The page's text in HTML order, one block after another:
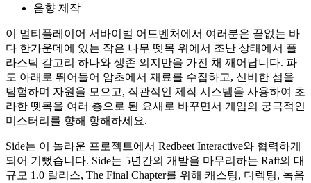
음향 제작
이 멀티플레이어 서바이벌 어드벤처에서 여러분은 끝없는 바
다 한가운데에 있는 작은 나무 뗏목 위에서 조난 상태에서 플
라스틱 갈고리 하나와 생존 의지만을 가진 채 깨어납니다. 파
도 아래로 뛰어들어 암초에서 재료를 수집하고, 신비한 섬을
탐험하며 자원을 모으고, 직관적인 제작 시스템을 사용하여 초
라한 뗏목을 여러 층으로 된 요새로 바꾸면서 게임의 궁극적인
미스터리를 향해 항해하세요.
Side는 이 놀라운 프로젝트에서 Redbeet Interactive와 협력하게
되어 기뻤습니다. Side는 5년간의 개발을 마무리하는 Raft의 대
규모 1.0 릴리스, The Final Chapter를 위해 캐스팅, 디렉팅, 녹음